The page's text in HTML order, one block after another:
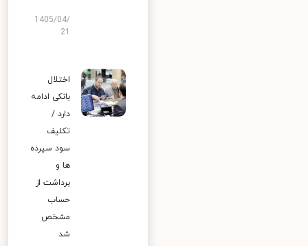
1405/04/
اختلال
بانکی ادامه
دارد /
تکلیف
سود سپرده
ها و
برداشت از
حساب
مشخص
شد